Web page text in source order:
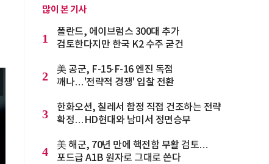
많이 본 기사
1
폴란드, 에이브럼스 300대 추가
검토한다지만 한국 K2 수주 굳건
2
美 공군, F-15·F-16 엔진 독점
깨나…'전략적 경쟁' 입찰 전환
3
한화오션, 칠레서 함정 직접 건조하는 전략
확정…HD현대와 남미서 정면승부
4
美 해군, 70년 만에 핵전함 부활 검토…
포드급 A1B 원자로 그대로 쓴다